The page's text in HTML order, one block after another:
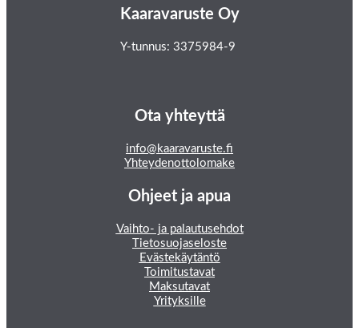
Kaaravaruste Oy
Y-tunnus: 3375984-9
Ota yhteyttä
info@kaaravaruste.fi
Yhteydenottolomake
Ohjeet ja apua
Vaihto- ja palautusehdot
Tietosuojaseloste
Evästekäytäntö
Toimitustavat
Maksutavat
Yrityksille